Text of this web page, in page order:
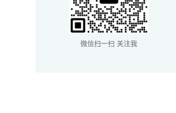
微信扫一扫 关注我